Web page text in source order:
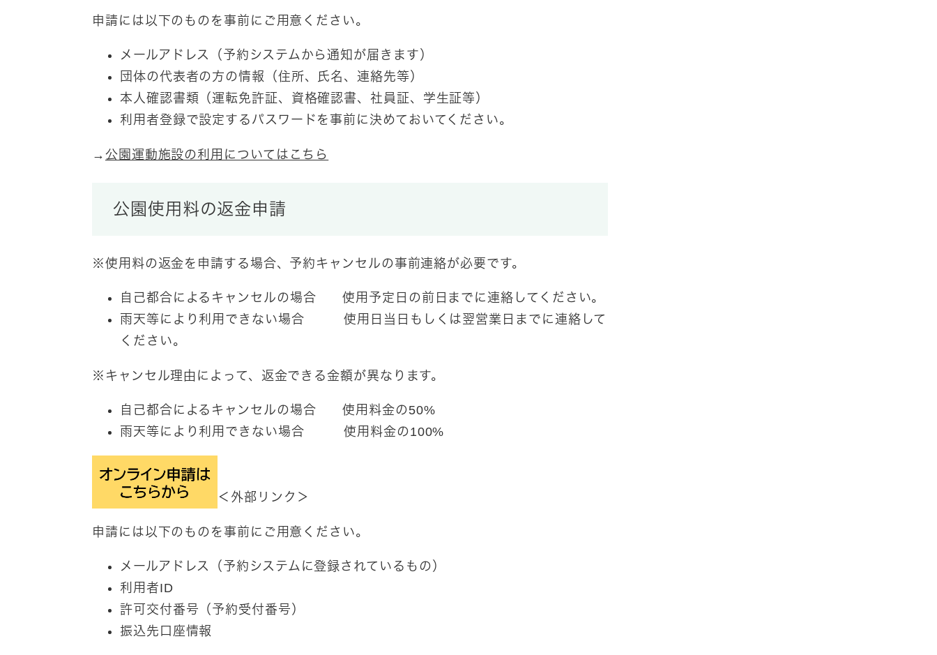
申請には以下のものを事前にご用意ください。
メールアドレス（予約システムから通知が届きます）
団体の代表者の方の情報（住所、氏名、連絡先等）
本人確認書類（運転免許証、資格確認書、社員証、学生証等）
利用者登録で設定するパスワードを事前に決めておいてください。
→ 公園運動施設の利用についてはこちら
公園使用料の返金申請
※使用料の返金を申請する場合、予約キャンセルの事前連絡が必要です。
自己都合によるキャンセルの場合 使用予定日の前日までに連絡してください。
雨天等により利用できない場合 使用日当日もしくは翌営業日までに連絡して
ください。
※キャンセル理由によって、返金できる金額が異なります。
自己都合によるキャンセルの場合 使用料金の50%
雨天等により利用できない場合 使用料金の100%
＜外部リンク＞
​申請には以下のものを事前にご用意ください。
メールアドレス（予約システムに登録されているもの）
利用者ID
許可交付番号（予約受付番号）
振込先口座情報